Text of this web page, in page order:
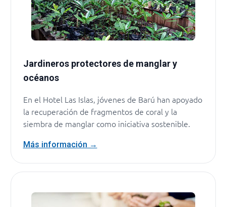
Jardineros protectores de manglar y
océanos
En el Hotel Las Islas, jóvenes de Barú han apoyado
la recuperación de fragmentos de coral y la
siembra de manglar como iniciativa sostenible.
Más información →